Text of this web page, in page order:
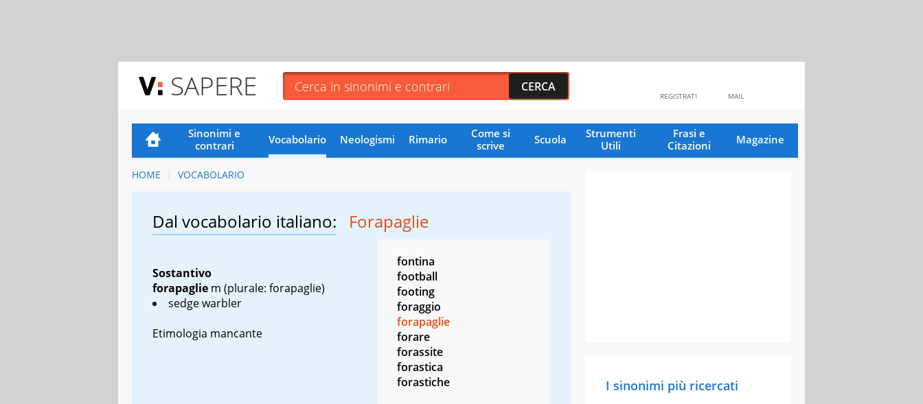
SAPERE MAIL
REGISTRATI
Sinonimi e
contrari
Vocabolario Neologismi Rimario
Come si
scrive
Scuola
Strumenti
Utili
Frasi e
Citazioni
Magazine
HOME VOCABOLARIO
Dal vocabolario italiano: Forapaglie
Sostantivo
forapaglie m (plurale: forapaglie)
sedge warbler
Etimologia mancante
fontina
football
footing
foraggio
forapaglie
forare
forassite
forastica
forastiche
I sinonimi più ricercati